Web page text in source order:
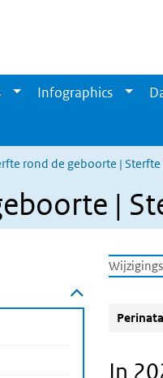
Infographics
rond de geboorte |
|
In